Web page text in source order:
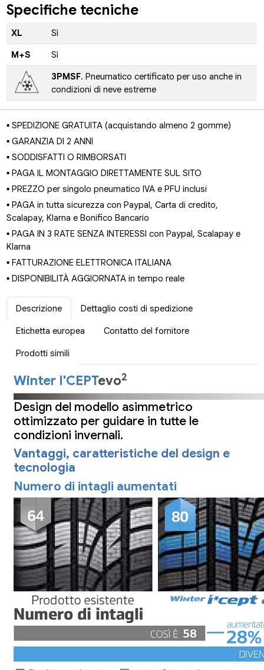
Specifiche tecniche
XL Sì
M+S Sì
3PMSF. Pneumatico certificato per uso anche in
condizioni di neve estreme
▪ SPEDIZIONE GRATUITA (acquistando almeno 2 gomme)
▪ GARANZIA DI 2 ANNI
▪ SODDISFATTI O RIMBORSATI
▪ PAGA IL MONTAGGIO DIRETTAMENTE SUL SITO
▪ PREZZO per singolo pneumatico IVA e PFU inclusi
▪ PAGA in tutta sicurezza con Paypal, Carta di credito,
Scalapay, Klarna e Bonifico Bancario
▪ PAGA IN 3 RATE SENZA INTERESSI con Paypal, Scalapay e
Klarna
▪ FATTURAZIONE ELETTRONICA ITALIANA
▪ DISPONIBILITÀ AGGIORNATA in tempo reale
Descrizione Dettaglio costi di spedizione
Etichetta europea Contatto del fornitore
Prodotti simili
Winter I'CEPTevo2
Design del modello asimmetrico
ottimizzato per guidare in tutte le
condizioni invernali.
Vantaggi, caratteristiche del design e
tecnologia
Numero di intagli aumentati